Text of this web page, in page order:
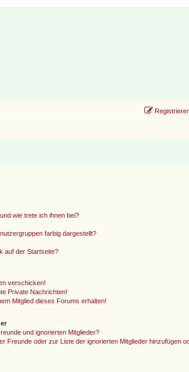
wie trete ich ihnen bei?
farbig dargestellt?
auf der Startseite?
verschicken!
Private Nachrichten!
Mitglied dieses Forums erhalten!
und ignorierten Mitglieder?
Freunde oder zur Liste der ignorierten Mitglieder hinzufügen